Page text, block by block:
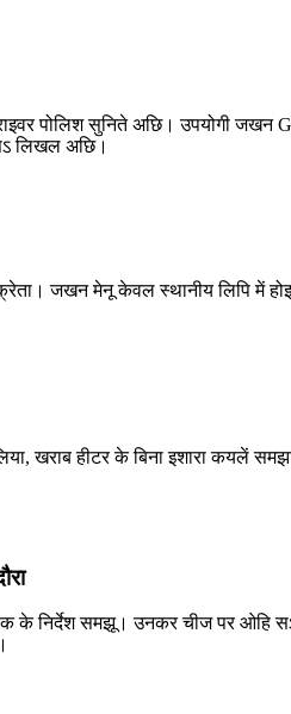
पोलिश सुनिते अछि। उपयोगी जखन
लिखल अछि।
जखन मेनू केवल स्थानीय लिपि में
खराब हीटर के बिना इशारा कयलें
के निर्देश समझू। उनकर चीज पर ओहि